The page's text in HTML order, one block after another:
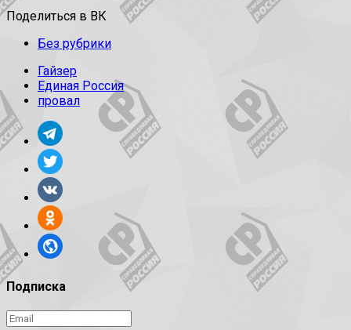
Поделиться в ВК
Без рубрики
Гайзер
Единая Россия
провал
Подписка